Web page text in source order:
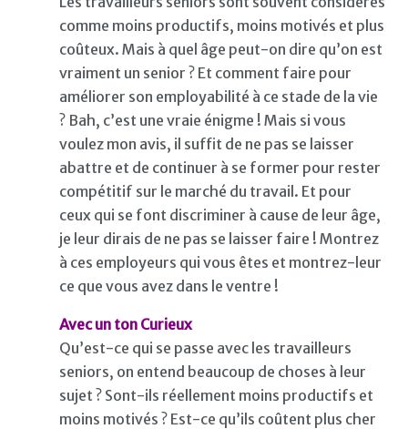
comme moins productifs, moins motivés et plus
coûteux. Mais à quel âge peut-on dire qu’on est
vraiment un senior ? Et comment faire pour
améliorer son employabilité à ce stade de la vie
? Bah, c’est une vraie énigme ! Mais si vous
voulez mon avis, il suffit de ne pas se laisser
abattre et de continuer à se former pour rester
compétitif sur le marché du travail. Et pour
ceux qui se font discriminer à cause de leur âge,
je leur dirais de ne pas se laisser faire ! Montrez
à ces employeurs qui vous êtes et montrez-leur
ce que vous avez dans le ventre !
Avec un ton Curieux
Qu’est-ce qui se passe avec les travailleurs
seniors, on entend beaucoup de choses à leur
sujet ? Sont-ils réellement moins productifs et
moins motivés ? Est-ce qu’ils coûtent plus cher